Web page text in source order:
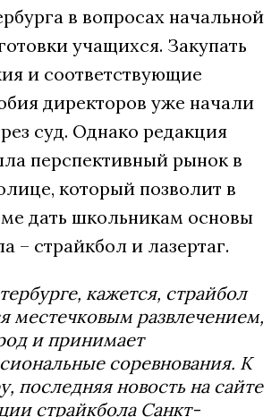
в вопросах начальной
учащихся. Закупать
и соответствующие
директоров уже начали
суд. Однако редакция
перспективный рынок в
который позволит в
дать школьникам основы
– страйкбол и лазертаг.
кажется, страйбол
местечковым развлечением,
и принимает
соревнования. К
последняя новость на сайте
страйкбола Санкт-